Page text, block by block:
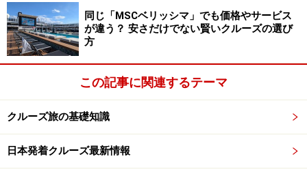
葉の壁。今回のチャータークルーズでは、日本語対応と
して以下のサービスを用意。船のスタッフのホスピタリ
ティも相まって、乗客が言葉の壁を越えたコミュニケー
ションをしながら船内ライフを楽しむ姿が印象的でし
・ジャパネットデスクを設置
談のほか、困ったときのよりどころとしても機能
同じ「MSCベリッシマ」でも価格やサービス
が違う？ 安さだけでない賢いクルーズの選び
方
この記事に関連するテーマ
クルーズ旅の基礎知識
日本発着クルーズ最新情報